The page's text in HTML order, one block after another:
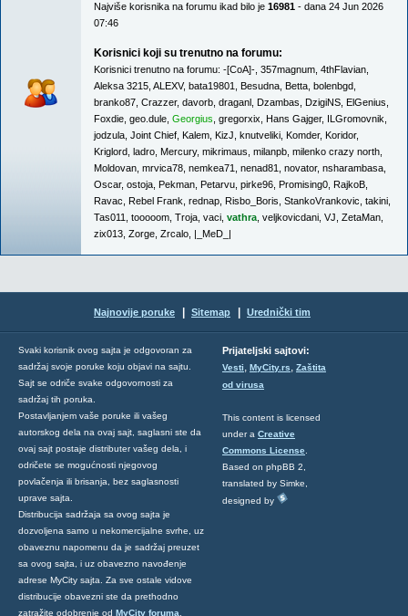
Najviše korisnika na forumu ikad bilo je 16981 - dana 24 Jun 2026
07:46
Korisnici koji su trenutno na forumu:
Korisnici trenutno na forumu: -[CoA]- 357magnum 4thFlavian
Aleksa 3215 ALEXV, bata19801 Besudna Betta bolenbgd
branko87 Crazzer, davorb draganl Dzambas DzigiNS ElGenius
Foxdie geo.dule Georgius gregorxix Hans Gajger, ILGromovnik
jodzula Joint Chief Kalem KizJ knutveliki Komder, Koridor,
Kriglord ladro Mercury, mikrimaus milanpb milenko crazy north
Moldovan mrvica78 nemkea71 nenad81 novator, nsharambasa
Oscar, ostoja Pekman Petarvu pirke96 Promising0 RajkoB
Ravac Rebel Frank rednap Risbo_Boris StankoVrankovic takini
Tas011
tooooom Troja vaci vathra veljkovicdani VJ ZetaMan
zix013 Zorge Zrcalo |_MeD_|
Najnovije poruke Sitemap Urednički tim
Svaki korisnik ovog sajta je odgovoran za
sadržaj svoje poruke koju objavi na sajtu.
Sajt se odriče svake odgovornosti za
sadržaj tih poruka.
Postavljanjem vaše poruke ili vašeg
autorskog dela na ovaj sajt, saglasni ste da
ovaj sajt postaje distributer vašeg dela, i
odričete se mogućnosti njegovog
povlačenja ili brisanja, bez saglasnosti
uprave sajta.
Distribucija sadržaja sa ovog sajta je
dozvoljena samo u nekomercijalne svrhe, uz
obaveznu napomenu da je sadržaj preuzet
sa ovog sajta, i uz obavezno navođenje
adrese MyCity sajta. Za sve ostale vidove
distribucije obavezni ste da prethodno
zatražite odobrenje od MyCity foruma
Prijateljski sajtovi:
Vesti, MyCity.rs, Zaštita
od virusa
This content is licensed
under a Creative
Commons License
Based on phpBB 2,
translated by Simke,
designed by